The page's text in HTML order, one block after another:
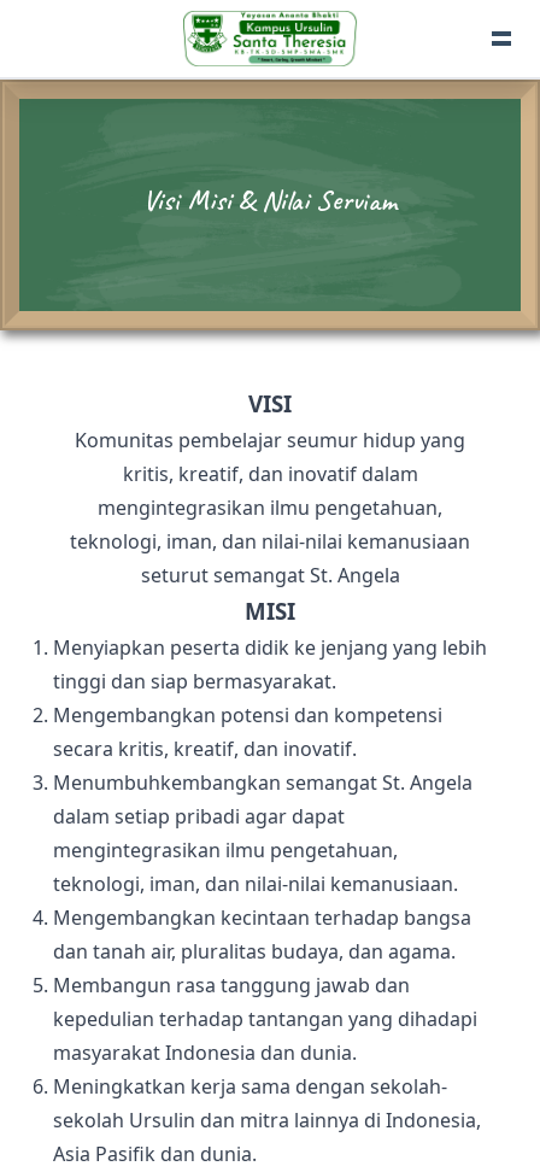
Visi Misi & Nilai Serviam
VISI
Komunitas pembelajar seumur hidup yang
kritis, kreatif, dan inovatif dalam
mengintegrasikan ilmu pengetahuan,
teknologi, iman, dan nilai-nilai kemanusiaan
seturut semangat St. Angela
MISI
Menyiapkan peserta didik ke jenjang yang lebih
tinggi dan siap bermasyarakat.
Mengembangkan potensi dan kompetensi
secara kritis, kreatif, dan inovatif.
Menumbuhkembangkan semangat St. Angela
dalam setiap pribadi agar dapat
mengintegrasikan ilmu pengetahuan,
teknologi, iman, dan nilai-nilai kemanusiaan.
Mengembangkan kecintaan terhadap bangsa
dan tanah air, pluralitas budaya, dan agama.
Membangun rasa tanggung jawab dan
kepedulian terhadap tantangan yang dihadapi
masyarakat Indonesia dan dunia.
Meningkatkan kerja sama dengan sekolah-
sekolah Ursulin dan mitra lainnya di Indonesia,
Asia Pasifik dan dunia.